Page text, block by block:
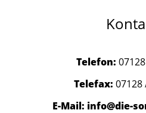
Telefon:
Telefax: 07128
E-Mail: info@die-